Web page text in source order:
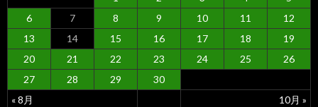
« 8月 10月 »
6
7 8 9 10 11
12
13
14 15 16 17 18
19
20
21 22 23 24 25
26
27
28 29 30